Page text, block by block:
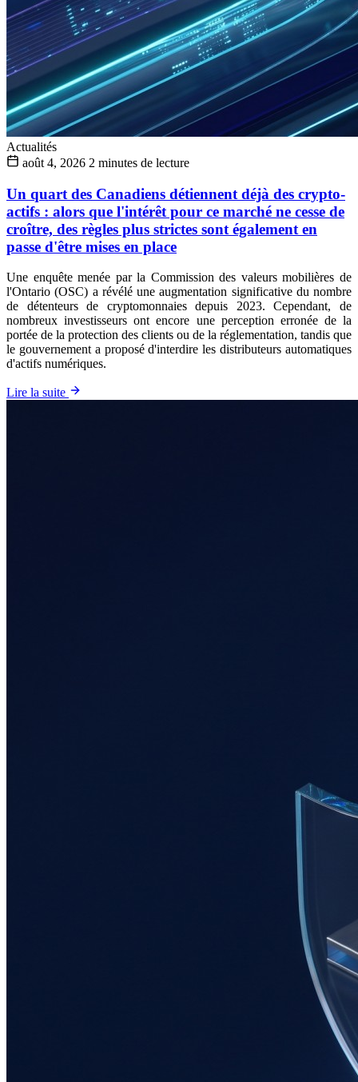
Actualités
août 4, 2026 2 minutes de lecture
Un quart des Canadiens détiennent déjà des crypto-
actifs : alors que l'intérêt pour ce marché ne cesse de
croître, des règles plus strictes sont également en
passe d'être mises en place
Une enquête menée par la Commission des valeurs mobilières de
l'Ontario (OSC) a révélé une augmentation significative du nombre
de détenteurs de cryptomonnaies depuis 2023. Cependant, de
nombreux investisseurs ont encore une perception erronée de la
portée de la protection des clients ou de la réglementation, tandis que
le gouvernement a proposé d'interdire les distributeurs automatiques
d'actifs numériques.
Lire la suite